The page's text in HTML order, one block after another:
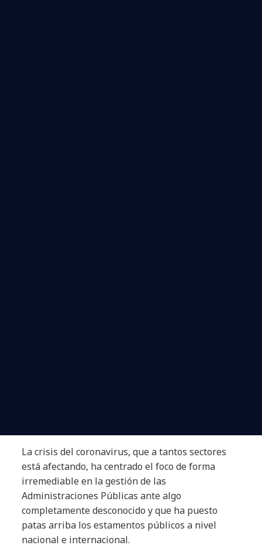
La crisis del coronavirus, que a tantos sectores
está afectando, ha centrado el foco de forma
irremediable en la gestión de las
Administraciones Públicas ante algo
completamente desconocido y que ha puesto
patas arriba los estamentos públicos a nivel
nacional e internacional.